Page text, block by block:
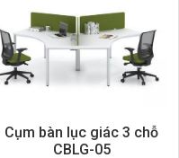
Cụm bàn lục giác 3 chỗ
CBLG-05